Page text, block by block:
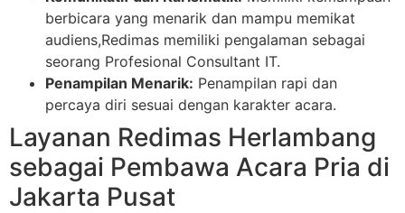
berbicara yang menarik dan mampu memikat
audiens,Redimas memiliki pengalaman sebagai
seorang Profesional Consultant IT.
Penampilan Menarik: Penampilan rapi dan
percaya diri sesuai dengan karakter acara.
Layanan Redimas Herlambang
sebagai Pembawa Acara Pria di
Jakarta Pusat